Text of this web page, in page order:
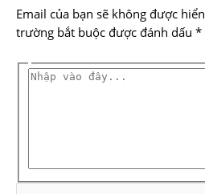
Email của bạn sẽ không được
trường bắt buộc được đánh dấu *